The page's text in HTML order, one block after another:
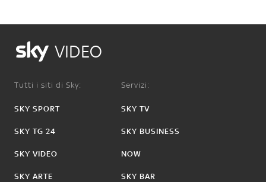
VIDEO
Tutti i siti di Sky:
SKY SPORT
SKY TG 24
SKY VIDEO
SKY ARTE
Servizi:
SKY TV
SKY BUSINESS
NOW
SKY BAR